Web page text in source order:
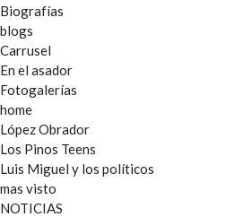
Biografías
blogs
Carrusel
En el asador
Fotogalerías
home
López Obrador
Los Pinos Teens
Luis Miguel y los políticos
mas visto
NOTICIAS